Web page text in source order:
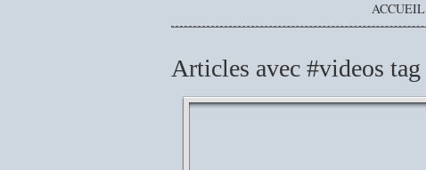
ACCUEIL
Articles avec #videos tag